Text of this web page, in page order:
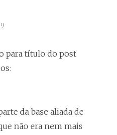
para título do post
da base aliada de
não era nem mais